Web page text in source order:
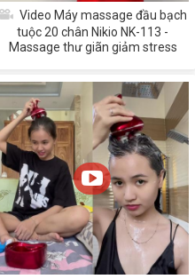
Video Máy massage đầu bạch
tuộc 20 chân Nikio NK-113 -
Massage thư giãn giảm stress